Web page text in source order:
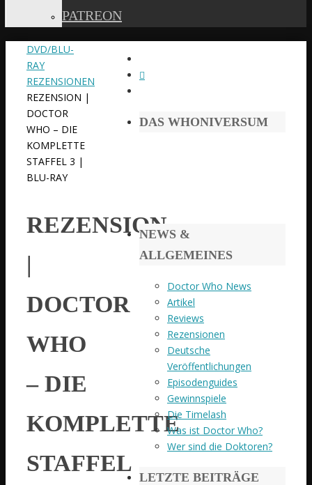
PATREON
START
DVD/BLU-
RAY
REZENSIONEN
REZENSION |
DOCTOR
WHO – DIE
KOMPLETTE
STAFFEL 3 |
BLU-RAY
REZENSION
|
DOCTOR
WHO
– DIE
KOMPLETTE
STAFFEL
DAS WHONIVERSUM
NEWS &
ALLGEMEINES
Doctor Who News
Artikel
Reviews
Rezensionen
Deutsche
Veröffentlichungen
Episodenguides
Gewinnspiele
Die Timelash
Was ist Doctor Who?
Wer sind die Doktoren?
LETZTE BEITRÄGE